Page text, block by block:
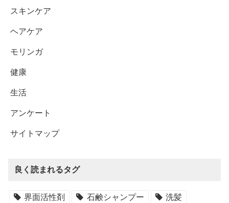
スキンケア
ヘアケア
モリンガ
健康
生活
アンケート
サイトマップ
良く読まれるタグ
界面活性剤 石鹸シャンプー 洗髪